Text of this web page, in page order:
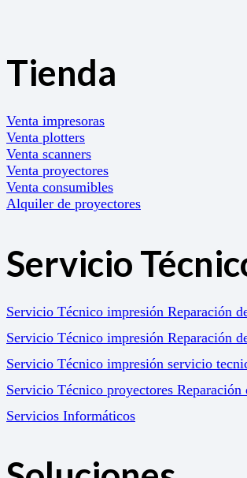
Tienda
Venta impresoras
Venta plotters
Venta scanners
Venta proyectores
Venta consumibles
Alquiler de proyectores
Servicio
Servicio Técnico impresión Reparación
Servicio Técnico impresión Reparación
Servicio Técnico impresión servicio
Servicio Técnico proyectores Reparación
Servicios Informáticos